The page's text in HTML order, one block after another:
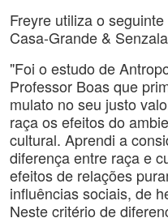
Freyre utiliza o
Casa-Grande &
"Foi o estudo de
Professor Boas que
mulato no seu justo
raça os efeitos do
cultural. Aprendi a
diferença entre raça e
efeitos de relações
influências sociais, de
Neste critério de